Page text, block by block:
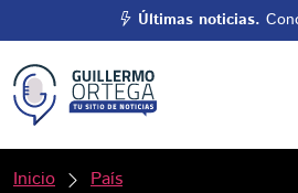
Últimas noticias.
Inicio
País